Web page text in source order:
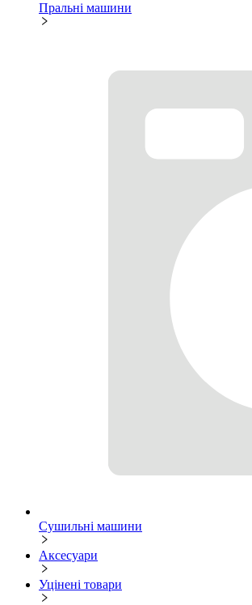
Пральні машини
Сушильні машини
Аксесуари
Уцінені товари